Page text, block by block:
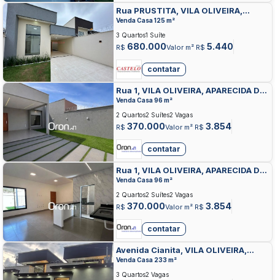
Rua PRUSTITA, VILA OLIVEIRA,
APARECIDA DE GOIANIA
Venda Casa 125 m²
R$ 680.000Valor m² R$ 5.440
3 Quartos1 Suíte
contatar
Rua 1, VILA OLIVEIRA, APARECIDA DE
GOIANIA
Venda Casa 96 m²
R$ 370.000Valor m² R$ 3.854
2 Quartos2 Suítes2 Vagas
contatar
Rua 1, VILA OLIVEIRA, APARECIDA DE
GOIANIA
Venda Casa 96 m²
R$ 370.000Valor m² R$ 3.854
2 Quartos2 Suítes2 Vagas
contatar
Avenida Cianita, VILA OLIVEIRA,
APARECIDA DE GOIANIA
Venda Casa 233 m²
3 Quartos2 Vagas